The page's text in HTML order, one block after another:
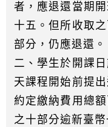
者，應退還當期
十五。但所收取
部分，仍應退還。
二、學生於開課
天課程開始前提
約定繳納費用總
之十部分逾新臺